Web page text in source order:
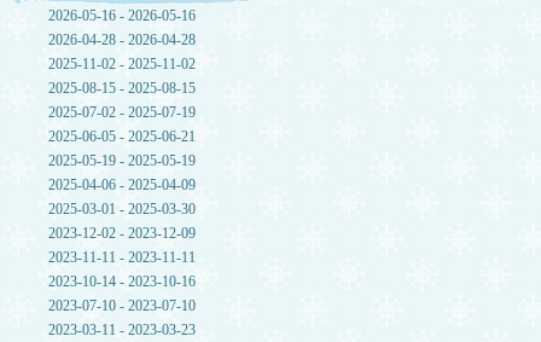
2026-05-16 - 2026-05-16
2026-04-28 - 2026-04-28
2025-11-02 - 2025-11-02
2025-08-15 - 2025-08-15
2025-07-02 - 2025-07-19
2025-06-05 - 2025-06-21
2025-05-19 - 2025-05-19
2025-04-06 - 2025-04-09
2025-03-01 - 2025-03-30
2023-12-02 - 2023-12-09
2023-11-11 - 2023-11-11
2023-10-14 - 2023-10-16
2023-07-10 - 2023-07-10
2023-03-11 - 2023-03-23